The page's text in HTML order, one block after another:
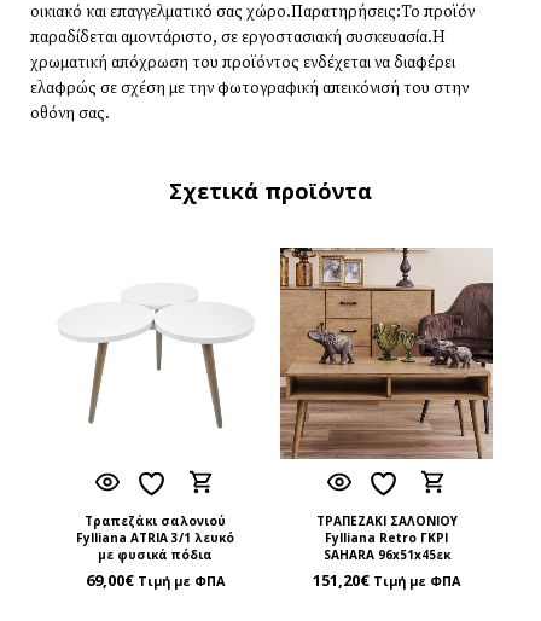
οικιακό και επαγγελματικό σας χώρο.Παρατηρήσεις:Το προϊόν
παραδίδεται αμοντάριστο, σε εργοστασιακή συσκευασία.Η
χρωματική απόχρωση του προϊόντος ενδέχεται να διαφέρει
ελαφρώς σε σχέση με την φωτογραφική απεικόνισή του στην
οθόνη σας.
Σχετικά προϊόντα
Τραπεζάκι σαλονιού
Fylliana ATRIA 3/1 λευκό
με φυσικά πόδια
69,00€ Τιμή με ΦΠΑ
ΤΡΑΠΕΖΑΚΙ ΣΑΛΟΝΙΟΥ
Fylliana Retro ΓΚΡΙ
SAHARA 96x51x45εκ
151,20€ Τιμή με ΦΠΑ